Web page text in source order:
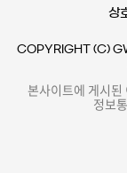
상
COPYRIGHT (C)
본사이트에 게시된
정보